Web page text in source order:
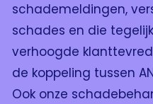
schademeldingen,
schades en die
verhoogde
de koppeling tussen
Ook onze